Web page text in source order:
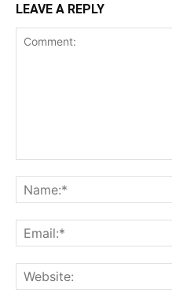
LEAVE A REPLY